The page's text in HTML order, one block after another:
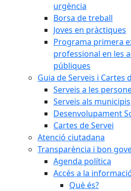
urgència
Borsa de treball
Joves en pràctiques
Programa primera
professional en les
públiques
Guia de Serveis i Cartes
Serveis a les
Serveis als municipis
Desenvolupament
Cartes de Servei
Atenció ciutadana
Transparència i bon
Agenda política
Accés a la
Què és?